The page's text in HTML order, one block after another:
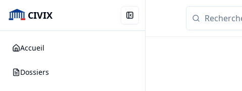
CIVIX
Accueil
Dossiers